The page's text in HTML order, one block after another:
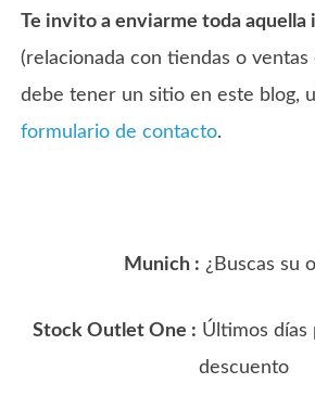
Te invito a enviarme toda aquella
(relacionada con tiendas o
debe tener un sitio en este blog,
formulario de contacto.
Munich : ¿Buscas su
Stock Outlet One : Últimos días
descuento